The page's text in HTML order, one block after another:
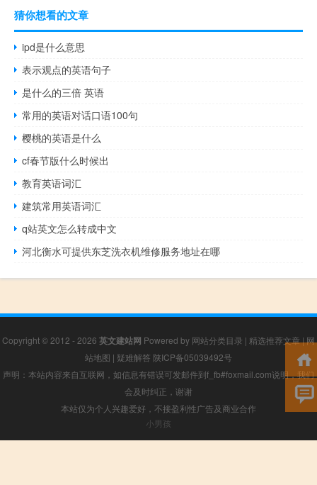
猜你想看的文章
ipd是什么意思
表示观点的英语句子
是什么的三倍 英语
常用的英语对话口语100句
樱桃的英语是什么
cf春节版什么时候出
教育英语词汇
建筑常用英语词汇
q站英文怎么转成中文
河北衡水可提供东芝洗衣机维修服务地址在哪
Copyright © 2012 - 2026 英文建站网 Powered by 网站分类目录 | 精选推荐文章|网
站地图 | 疑难解答 陕ICP备05039492号
声明：本站内容来自互联网，如信息有错误可发邮件到f_fb#foxmail.com说明，我们
会及时纠正，谢谢
本站仅为个人兴趣爱好，不接盈利性广告及商业合作
小男孩